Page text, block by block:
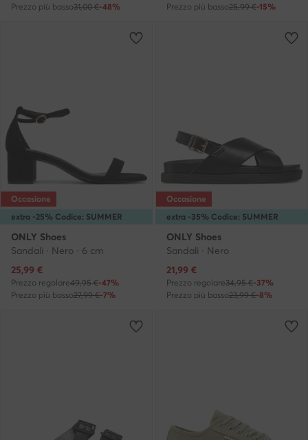
Prezzo più basso31,00 €-48%
Prezzo più basso25,99 €-15%
extra -25% Codice: SUMMER
Occasione
ONLY Shoes
Sandali · Nero · 6 cm
Prezzo attuale
25,99 €
Prezzo regolare49,95 €-47%
Prezzo più basso27,99 €-7%
extra -35% Codice: SUMMER
Occasione
ONLY Shoes
Sandali · Nero
Prezzo attuale
21,99 €
Prezzo regolare34,95 €-37%
Prezzo più basso23,99 €-8%